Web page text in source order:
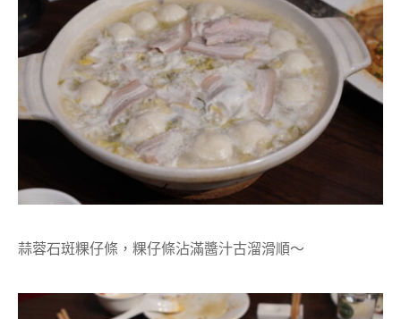
蒜蓉石斑粿仔條，粿仔條沾滿醬汁古溜滑順～